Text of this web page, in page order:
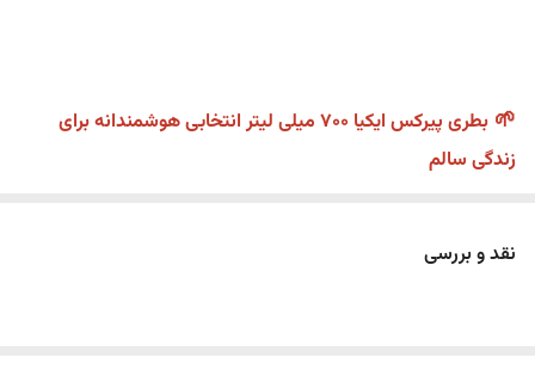
🌱
بطری پیرکس ایکیا 700 میلی لیتر انتخابی هوشمندانه برای
زندگی سالم
نقد و بررسی